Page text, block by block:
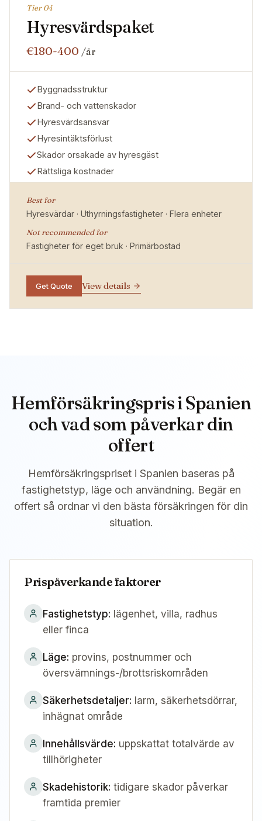
Tier 04
Hyresvärdspaket
€180-400 /år
Byggnadsstruktur
Brand- och vattenskador
Hyresvärdsansvar
Hyresintäktsförlust
Skador orsakade av hyresgäst
Rättsliga kostnader
Best for
Hyresvärdar · Uthyrningsfastigheter · Flera enheter
Not recommended for
Fastigheter för eget bruk · Primärbostad
Get Quote View details
Hemförsäkringspris i Spanien
och vad som påverkar din
offert
Hemförsäkringspriset i Spanien baseras på
fastighetstyp, läge och användning. Begär en
offert så ordnar vi den bästa försäkringen för din
situation.
Prispåverkande faktorer
Fastighetstyp: lägenhet, villa, radhus
eller finca
Läge: provins, postnummer och
översvämnings-/brottsriskområden
Säkerhetsdetaljer: larm, säkerhetsdörrar,
inhägnat område
Innehållsvärde: uppskattat totalvärde av
tillhörigheter
Skadehistorik: tidigare skador påverkar
framtida premier